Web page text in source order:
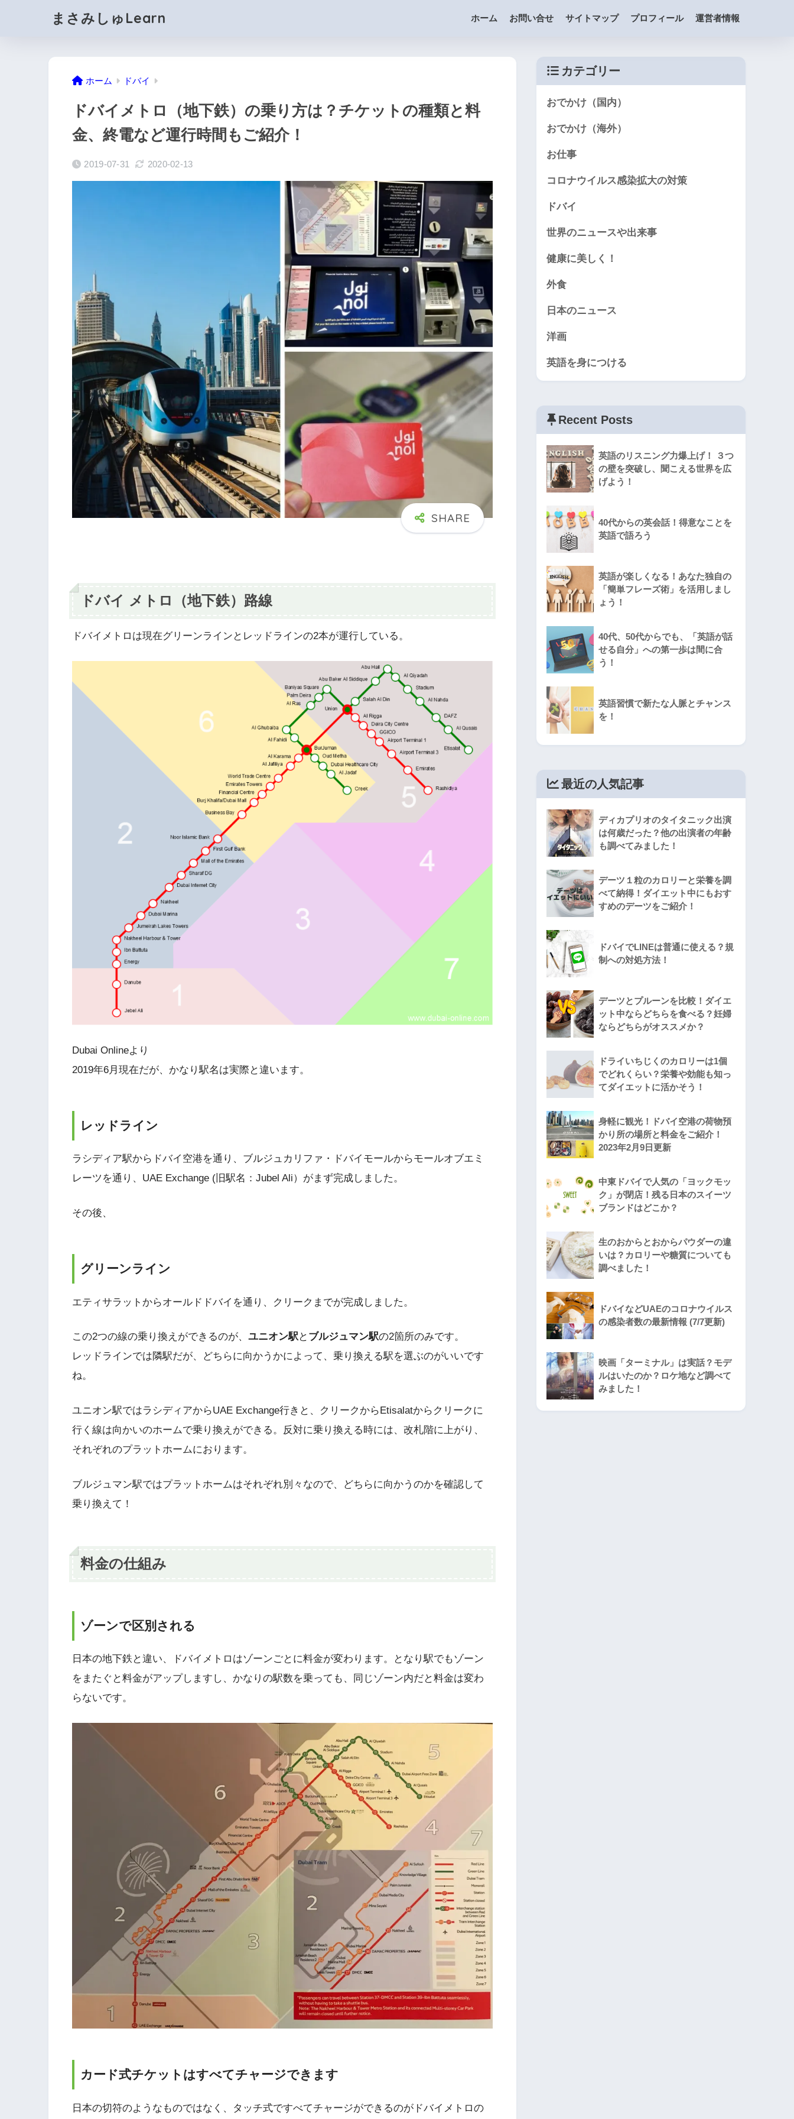
まさみしゅLearn ホーム お問い合せ サイトマップ プロフィール 運営者情報
ホーム ドバイ
ドバイメトロ（地下鉄）の乗り方は？チケットの種類と料
金、終電など運行時間もご紹介！
2019-07-31 2020-02-13
ドバイ メトロ（地下鉄）路線
ドバイメトロは現在グリーンラインとレッドラインの2本が運行している。
Dubai Onlineより
2019年6月現在だが、かなり駅名は実際と違います。
レッドライン
ラシディア駅からドバイ空港を通り、ブルジュカリファ・ドバイモールからモールオブエミ
レーツを通り、UAE Exchange (旧駅名：Jubel Ali）がまず完成しました。
その後、
グリーンライン
エティサラットからオールドドバイを通り、クリークまでが完成しました。
この2つの線の乗り換えができるのが、 ユニオン駅と ブルジュマン駅の2箇所のみです。
レッドラインでは隣駅だが、どちらに向かうかによって、乗り換える駅を選ぶのがいいです
ね。
ユニオン駅ではラシディアからUAE Exchange行きと、クリークからEtisalatからクリークに
行く線は向かいのホームで乗り換えができる。反対に乗り換える時には、改札階に上がり、
それぞれのプラットホームにおります。
ブルジュマン駅ではプラットホームはそれぞれ別々なので、どちらに向かうのかを確認して
乗り換えて！
料金の仕組み
ゾーンで区別される
日本の地下鉄と違い、ドバイメトロはゾーンごとに料金が変わります。となり駅でもゾーン
をまたぐと料金がアップしますし、かなりの駅数を乗っても、同じゾーン内だと料金は変わ
らないです。
カード式チケットはすべてチャージできます
日本の切符のようなものではなく、タッチ式ですべてチャージができるのがドバイメトロの
カテゴリー
おでかけ（国内）
おでかけ（海外）
お仕事
コロナウイルス感染拡大の対策
ドバイ
世界のニュースや出来事
健康に美しく！
外食
日本のニュース
洋画
英語を身につける
Recent Posts
英語のリスニング力爆上げ！ ３つ
の壁を突破し、聞こえる世界を広
げよう！
40代からの英会話！得意なことを
英語で語ろう
英語が楽しくなる！あなた独自の
「簡単フレーズ術」を活用しまし
ょう！
40代、50代からでも、「英語が話
せる自分」への第一歩は間に合
う！
英語習慣で新たな人脈とチャンス
を！
最近の人気記事
ディカプリオのタイタニック出演
は何歳だった？他の出演者の年齢
も調べてみました！
デーツ１粒のカロリーと栄養を調
べて納得！ダイエット中にもおす
すめのデーツをご紹介！
ドバイでLINEは普通に使える？規
制への対処方法！
デーツとプルーンを比較！ダイエ
ット中ならどちらを食べる？妊婦
ならどちらがオススメか？
ドライいちじくのカロリーは1個
でどれくらい？栄養や効能も知っ
てダイエットに活かそう！
身軽に観光！ドバイ空港の荷物預
かり所の場所と料金をご紹介！
2023年2月9日更新
中東ドバイで人気の「ヨックモッ
ク」が閉店！残る日本のスイーツ
ブランドはどこか？
生のおからとおからパウダーの違
いは？カロリーや糖質についても
調べました！
ドバイなどUAEのコロナウイルス
の感染者数の最新情報 (7/7更新)
映画「ターミナル」は実話？モデ
ルはいたのか？ロケ地など調べて
みました！